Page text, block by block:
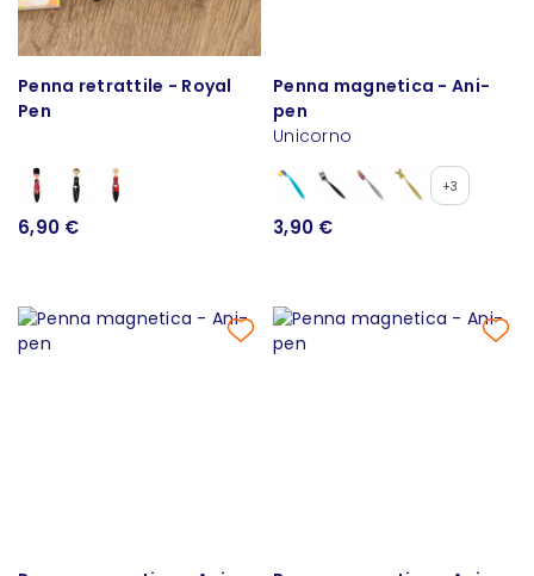
Penna retrattile - Royal
Pen
6,90 €
Penna magnetica - Ani-
pen
Unicorno
+3
3,90 €